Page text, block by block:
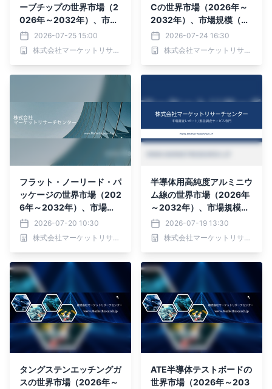
ーブチップの世界市場（2
026年～2032年）、市場
規模（5μm、20μm、25
μm、その他）・分析レポ
ートを発表
2026-07-25 15:00
株式会社マーケットリサーチセンター
Cの世界市場（2026年～
2032年）、市場規模（半
二重、全二重）・分析レポ
ートを発表
2026-07-24 16:30
株式会社マーケットリサーチセンター
フラット・ノーリード・パ
ッケージの世界市場（202
6年～2032年）、市場規
模（エアキャビティQF
N、プラスチック成形QF
N）・分析レポートを発表
2026-07-20 10:30
株式会社マーケットリサーチセンター
半導体用高純度アルミニウ
ム線の世界市場（2026年
～2032年）、市場規模
（4N、5N、6N）・分析
レポートを発表
2026-07-19 13:30
株式会社マーケットリサーチセンター
タングステンエッチングガ
スの世界市場（2026年～
ATE半導体テストボードの
世界市場（2026年～203